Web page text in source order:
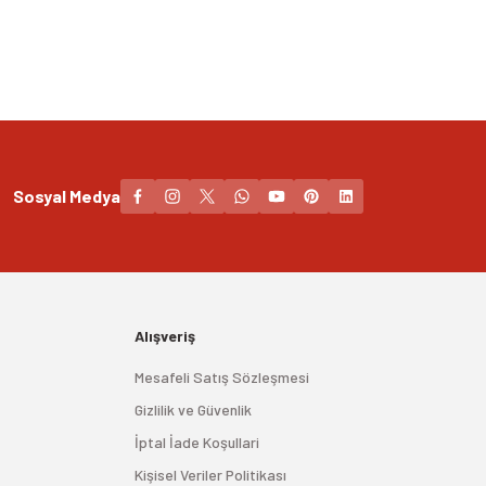
Sosyal Medya
Alışveriş
Mesafeli Satış Sözleşmesi
Gizlilik ve Güvenlik
İptal İade Koşullari
Kişisel Veriler Politikası